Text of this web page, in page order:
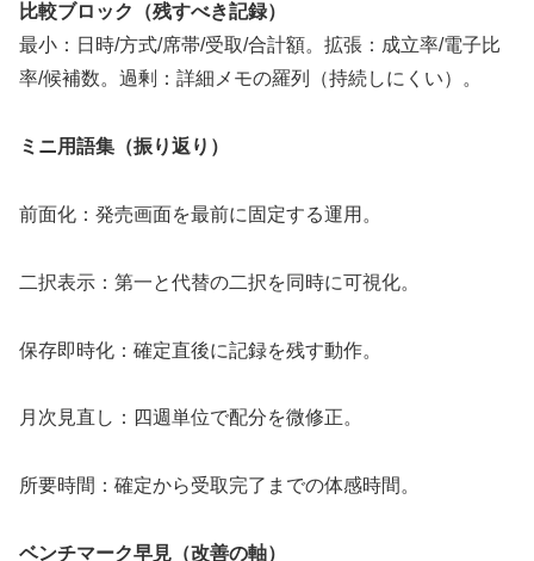
比較ブロック（残すべき記録）
最小：日時/方式/席帯/受取/合計額。拡張：成立率/電子比
率/候補数。過剰：詳細メモの羅列（持続しにくい）。
ミニ用語集（振り返り）
前面化：発売画面を最前に固定する運用。
二択表示：第一と代替の二択を同時に可視化。
保存即時化：確定直後に記録を残す動作。
月次見直し：四週単位で配分を微修正。
所要時間：確定から受取完了までの体感時間。
ベンチマーク早見（改善の軸）